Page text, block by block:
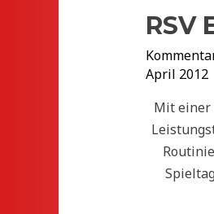
RSV
April 2012
Mit einer